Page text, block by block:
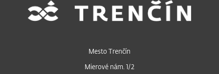
Mesto Trenčín
Mierové nám. 1/2